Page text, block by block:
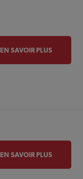
EN SAVOIR PLUS
EN SAVOIR PLUS